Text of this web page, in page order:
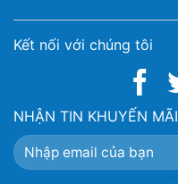
Kết nối với chúng tôi
NHẬN TIN KHUYẾN MÃI